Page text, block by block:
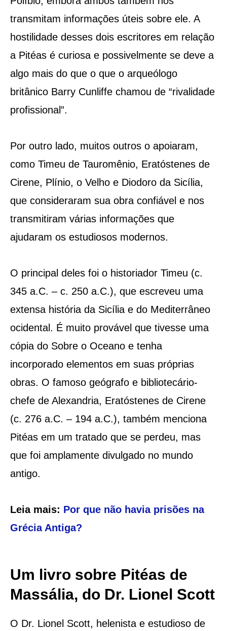
transmitam informações úteis sobre ele. A
hostilidade desses dois escritores em relação
a Pitéas é curiosa e possivelmente se deve a
algo mais do que o que o arqueólogo
britânico Barry Cunliffe chamou de “rivalidade
profissional”.
Por outro lado, muitos outros o apoiaram,
como Timeu de Tauromênio, Eratóstenes de
Cirene, Plínio, o Velho e Diodoro da Sicília,
que consideraram sua obra confiável e nos
transmitiram várias informações que
ajudaram os estudiosos modernos.
O principal deles foi o historiador Timeu (c.
345 a.C. – c. 250 a.C.), que escreveu uma
extensa história da Sicília e do Mediterrâneo
ocidental. É muito provável que tivesse uma
cópia do Sobre o Oceano e tenha
incorporado elementos em suas próprias
obras. O famoso geógrafo e bibliotecário-
chefe de Alexandria, Eratóstenes de Cirene
(c. 276 a.C. – 194 a.C.), também menciona
Pitéas em um tratado que se perdeu, mas
que foi amplamente divulgado no mundo
antigo.
Leia mais: Por que não havia prisões na
Grécia Antiga?
Um livro sobre Pitéas de
Massália, do Dr. Lionel Scott
O Dr. Lionel Scott, helenista e estudioso de